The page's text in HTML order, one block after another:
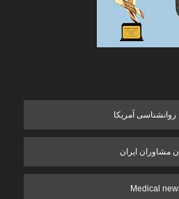
روانشناسی آمریکا
مشاوران ایران
Medical